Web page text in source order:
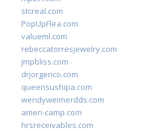
stcreal.com
PopUpFlea.com
valueml.com
rebeccatorresjewelry.com
jmpbliss.com
drjorgerico.com
queensushipa.com
wendyweimerdds.com
ameri-camp.com
hrsreceivables.com